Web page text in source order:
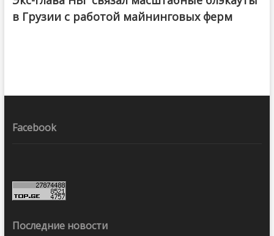
в Грузии с работой майнинговых ферм
Facebook
Последние новости